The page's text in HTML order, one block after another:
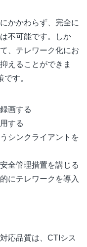
かかわらず、完全に
不可能です。しか
、テレワーク化にお
えることができま
す。
画する
する
シンクライアントを
全管理措置を講じる
にテレワークを導入
応品質は、CTIシス